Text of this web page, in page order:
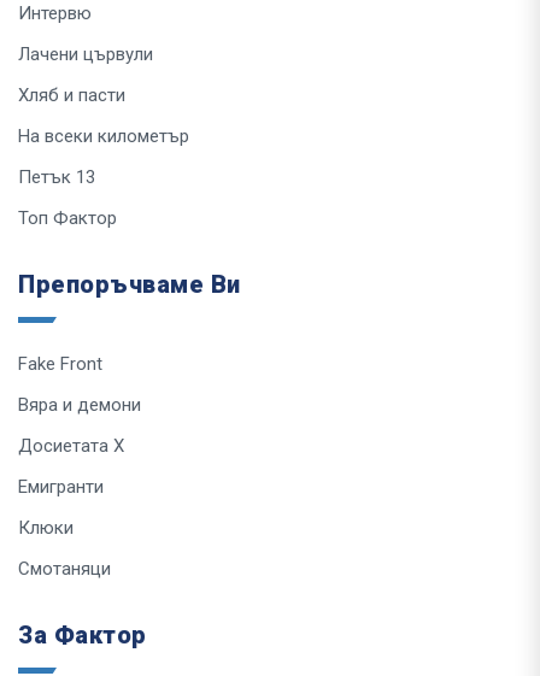
Интервю
Лачени цървули
Хляб и пасти
На всеки километър
Петък 13
Топ Фактор
Препоръчваме Ви
Fake Front
Вяра и демони
Досиетата Х
Емигранти
Клюки
Смотаняци
За Фактор